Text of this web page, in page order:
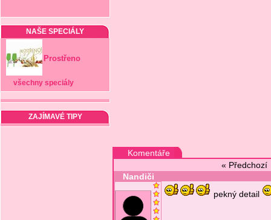
NAŠE SPECIÁLY
Prostřeno
všechny speciály
ZAJÍMAVÉ TIPY
Komentáře
«
Nandiči
pekný detail